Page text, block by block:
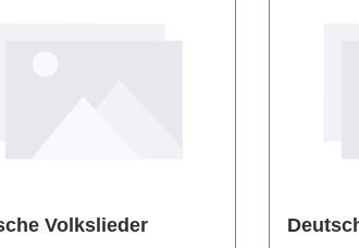
Volkslieder